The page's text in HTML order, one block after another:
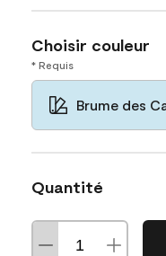
Choisir couleur
* Requis
Brume des
Quantité